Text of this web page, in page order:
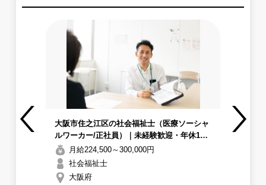
Previous
大阪市住之江区の社会福祉士（医療ソーシャ
ルワーカー/正社員）｜未経験歓迎・年休124
日【南港病院】
月給224,500～300,000円
社会福祉士
大阪府